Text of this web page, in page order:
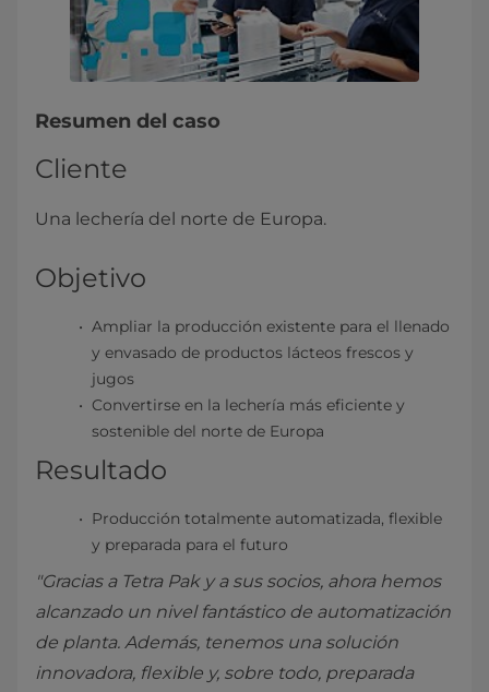
Resumen del caso
Cliente
Una lechería del norte de Europa.
Objetivo
Ampliar la producción existente para el llenado
y envasado de productos lácteos frescos y
jugos
Convertirse en la lechería más eficiente y
sostenible del norte de Europa
Resultado
Producción totalmente automatizada, flexible
y preparada para el futuro
"Gracias a Tetra Pak y a sus socios, ahora hemos
alcanzado un nivel fantástico de automatización
de planta. Además, tenemos una solución
innovadora, flexible y, sobre todo, preparada